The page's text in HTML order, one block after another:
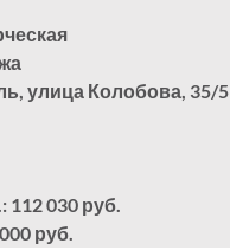
улица Колобова, 35/5
112 030 руб.
руб.